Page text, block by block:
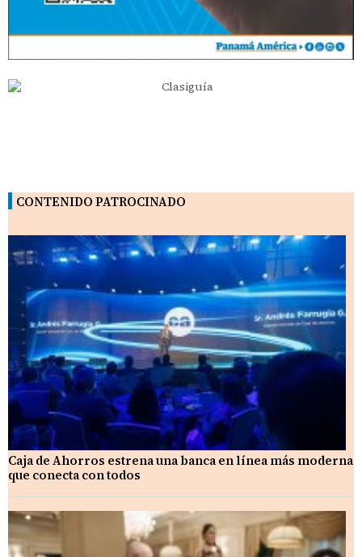
CONTENIDO PATROCINADO
Caja de Ahorros estrena una banca en línea más moderna
que conecta con todos